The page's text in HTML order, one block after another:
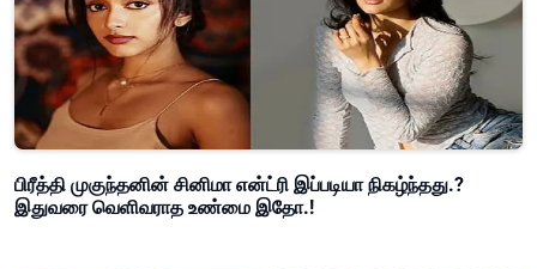
பிரீத்தி முகுந்தனின் சினிமா என்ட்ரி இப்படியா நிகழ்ந்தது.?
இதுவரை வெளிவராத உண்மை இதோ.!